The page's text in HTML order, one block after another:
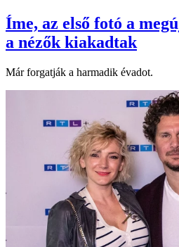
Íme, az első fotó a
a nézők kiakadtak
Már forgatják a harmadik évadot.